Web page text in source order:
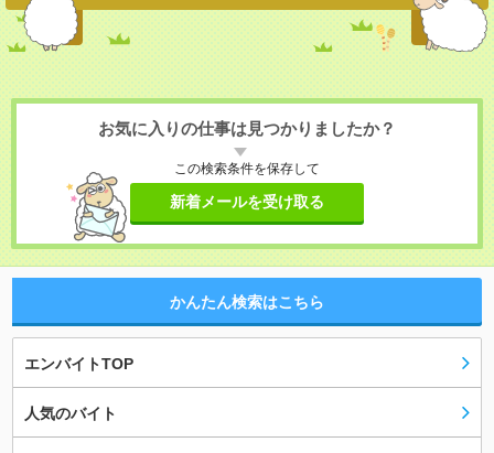
お気に入りの仕事は見つかりましたか？
この検索条件を保存して
新着メールを受け取る
かんたん検索はこちら
エンバイトTOP
人気のバイト